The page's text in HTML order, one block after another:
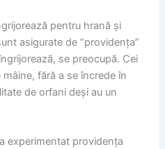
pentru hrană și
asigurate de ”providența”
se preocupă. Cei
fără a se încrede în
de orfani deși au un
experimentat providența